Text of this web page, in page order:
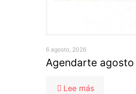
6 agosto, 2026
Agendarte agosto
Lee más-